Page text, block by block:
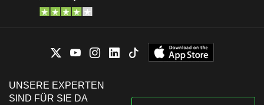
UNSERE EXPERTEN
SIND FÜR SIE DA